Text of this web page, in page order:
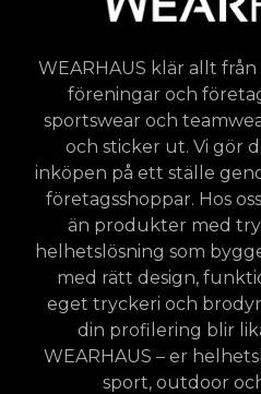
WEARHAUS klär allt
föreningar och
sportswear och
och sticker ut. Vi gör
inköpen på ett ställe
företagsshoppar. Hos
än produkter med
helhetslösning som
med rätt design,
eget tryckeri och
din profilering blir
WEARHAUS – er
sport, outdoor